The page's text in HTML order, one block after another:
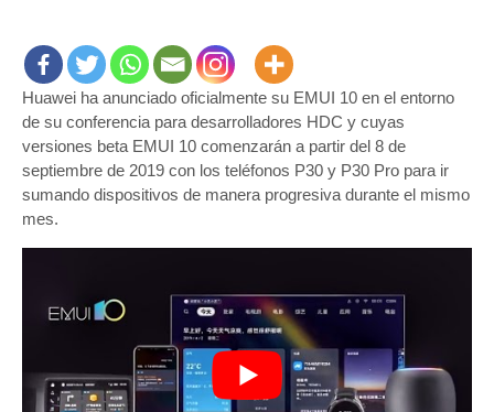
Huawei
ya
es
oficial
y
se
actualiza
recibirán
partir
del
Huawei ha anunciado oficialmente su EMUI 10 en el entorno
de su conferencia para desarrolladores HDC y cuyas
versiones beta EMUI 10 comenzarán a partir del 8 de
septiembre de 2019 con los teléfonos P30 y P30 Pro para ir
sumando dispositivos de manera progresiva durante el mismo
mes.